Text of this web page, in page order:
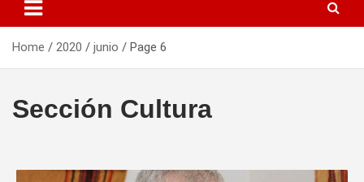
Home 2020 junio Page 6